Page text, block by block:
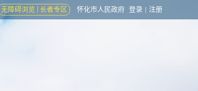
无障碍浏览 长者专区 怀化市人民政府 登录 注册